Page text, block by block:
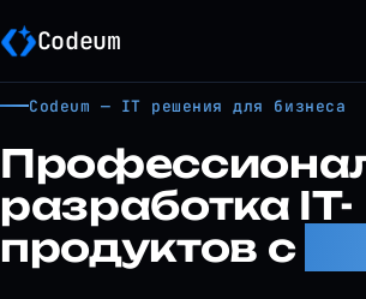
Codeum
Codeum — IT решения для бизнеса
разработка IT-
продуктов с